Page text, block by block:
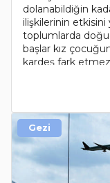
dolanabildiğin
ilişkilerinin
toplumlarda
başlar kız
kardeş fark
Gezi